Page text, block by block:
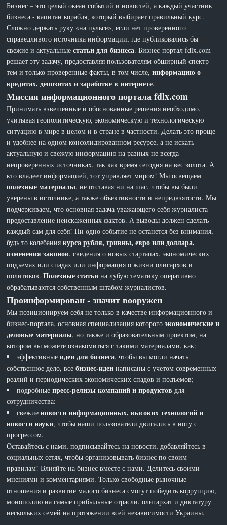
Бизнес – это целый океан событий и новостей, а каждый участник
бизнеса - капитан корабля, который выбирает правильный курс.
Сложно держать руку «на пульсе», если нет проверенного
справедливого источника информации, где публиковались бы
свежие и актуальныестатьи для бизнеса. Бизнес-портал fdlx.com
решает эту задачу, предоставляя пользователям обширный спектр
тем и только проверенные факты, в том числе,информацию о
кредитах, депозитах и заработке в интернете.
Миссия информационного портала fdlx.com
Принимать взвешенные и обоснованные решения необходимо,
учитывая геополитическую, экономическую и технологическую
ситуацию в мире в целом и в стране в частности. Делать это проще
и удобнее на одном консолидированном ресурсе, а не искать
актуальную и свежую информацию на разных не всегда
непроверенных источниках, так как время сегодня на вес золота. А
кто владеет информацией, тот управляет миром! Мы освещаем
полезные материалы, не отставая ни на шаг, чтобы вы были
уверены в источнике, а также объективности и непредвзятости. Мы
подчеркиваем, что основная задача уважающего себя журналиста -
предоставление неискаженных фактов. А выводы должен сделать
каждый сам для себя! Ни одно событие не останется без внимания,
будь то колебаниякурса рубля, гривны, евро или доллара,
изменения законов, сведения о новых стартапах, экономических
подъемах или спадах или информация о жизни олигархов и
политиков.Полезные статьи на лубую тематику оперативно
обрабатываются собственным штабом журналистов.
Проинформирован - значит вооружен
Мы позиционируем себя не только в качестве информационного и
бизнес-портала, основная специализация которогоэкономические и
деловые материалы, но также и образовательным проектом, на
котором вы можете ознакомиться с такими материалами, как:
эффективныеидеи для бизнеса, чтобы вы могли начать
собственное дело, всебизнес-идеи написаны с учетом современных
реалий и периодических экономических спадов и подъемов;
подробныепресс-релизы компаний и продуктов для
сотрудничества;
свежиеновости информационных, высоких технологий и
новости науки, чтобы наши пользователи двигались в ногу с
прогрессом.
Оставайтесь с нами, подписывайтесь на новости, добавляйтесь в
социальных сетях, чтобы организовывать бизнес по своим
правилам! Влияйте на бизнес вместе с нами. Делитесь своими
мнениями и комментариями. Только свободные рыночные
отношения и развитие малого бизнеса смогут победить коррупцию,
монополию на самые прибыльные отрасли, олигархат и диктатуру
нескольких семей на протяжении всей независимости Украины.